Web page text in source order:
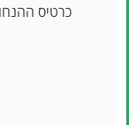
כרטיס